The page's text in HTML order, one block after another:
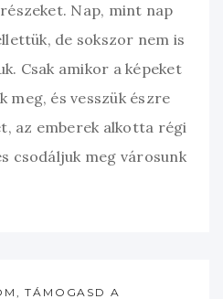
Nap, mint nap
de sokszor nem is
Csak amikor a képeket
meg, és vesszük észre
az emberek alkotta régi
csodáljuk meg városunk
TÁMOGASD A